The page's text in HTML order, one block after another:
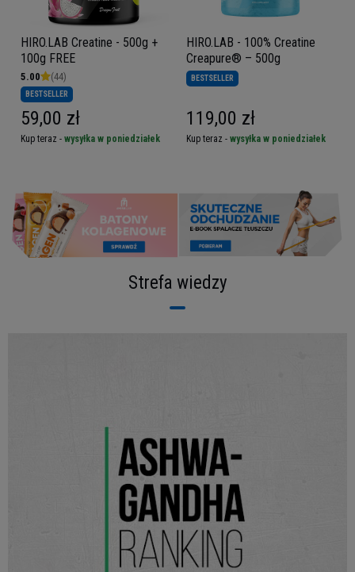
HIRO.LAB Creatine - 500g +
100g FREE
5.00 (44)
BESTSELLER
59,00 zł
Kup teraz - wysyłka w poniedziałek
HIRO.LAB - 100% Creatine
Creapure® – 500g
BESTSELLER
119,00 zł
Kup teraz - wysyłka w poniedziałek
Strefa wiedzy